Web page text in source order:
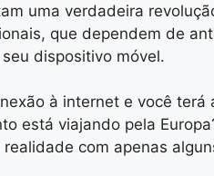
uma verdadeira
que dependem de
dispositivo móvel.
à internet e você
está viajando pela
com apenas